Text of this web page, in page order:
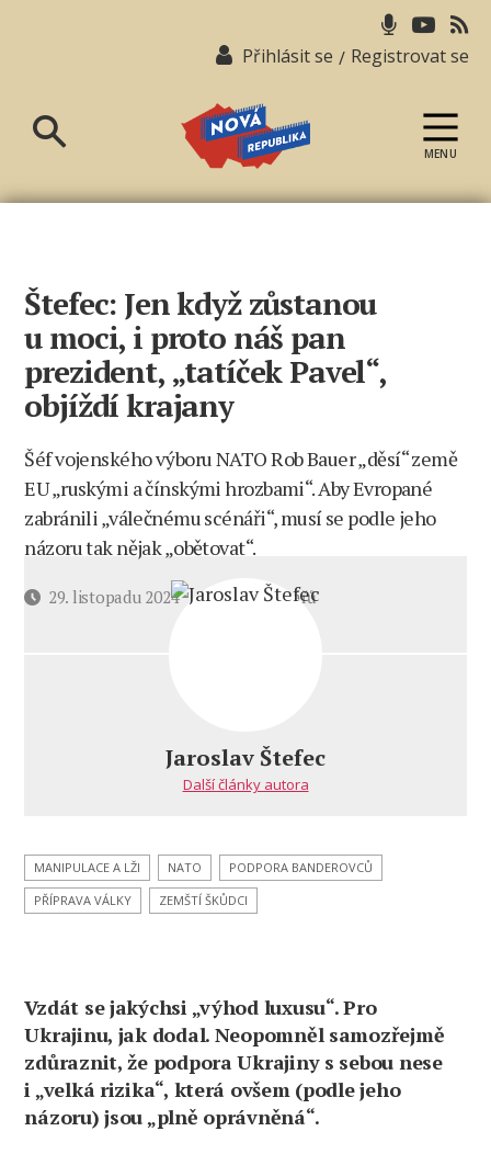
Přihlásit se / Registrovat se
republika
MENU
Štefec: Jen když zůstanou
u moci, i proto náš pan
prezident, „tatíček Pavel“,
objíždí krajany
Šéf vojenského výboru NATO Rob Bauer „děsí“ země
EU „ruskými a čínskými hrozbami“. Aby Evropané
zabránili „válečnému scénáři“, musí se podle jeho
názoru tak nějak „obětovat“.
Datum29. listopadu 2024 7 komentářůu
zůstanou
pan
prezident,
Jaroslav Štefec
Další články autora
MANIPULACE A LŽI NATO
PODPORA BANDEROVCŮ
PŘÍPRAVA VÁLKY
ZEMŠTÍ ŠKŮDCI
Vzdát se jakýchsi „výhod luxusu“. Pro
Ukrajinu, jak dodal. Neopomněl samozřejmě
zdůraznit, že podpora Ukrajiny s sebou nese
i „velká rizika“, která ovšem (podle jeho
názoru) jsou „plně oprávněná“.